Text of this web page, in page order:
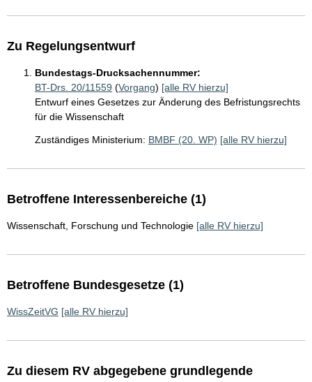
Zu Regelungsentwurf
Bundestags-Drucksachennummer:
BT-Drs. 20/11559 (Vorgang) [alle RV hierzu]
Entwurf eines Gesetzes zur Änderung des Befristungsrechts
für die Wissenschaft
Zuständiges Ministerium: BMBF (20. WP) [alle RV hierzu]
Betroffene Interessenbereiche (1)
Wissenschaft, Forschung und Technologie [alle RV hierzu]
Betroffene Bundesgesetze (1)
WissZeitVG [alle RV hierzu]
Zu diesem RV abgegebene grundlegende